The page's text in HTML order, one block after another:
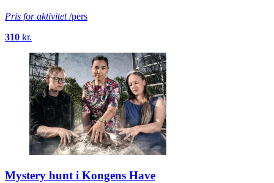
Pris for aktivitet/pers
310 kr.
Mystery hunt i Kongens Have